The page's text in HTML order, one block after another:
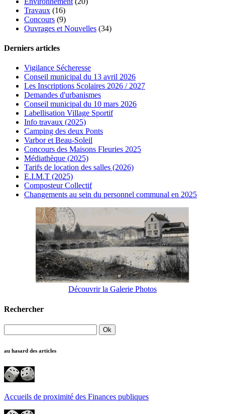
Travaux (16)
Concours (9)
Ouvrages et Nouvelles (34)
Derniers articles
Vigilance Sécheresse
Conseil municipal du 13 avril 2026
Les Inscriptions Scolaires 2026 / 2027
Demandes d'urbanismes
Conseil municipal du 10 mars 2026
Labellisation Village Sportif
Info travaux (2025)
Camping des deux Ponts
Varbor et Beau-Soleil
Concours des Maisons Fleuries 2025
Médiathèque (2025)
Tarifs de location des salles (2026)
E.I.M.T (2025)
Composteur Collectif
Changements au sein du personnel communal en 2025
Découvrir la Galerie Photos
Rechercher
au hasard des articles
Accueils de proximité des Finances publiques